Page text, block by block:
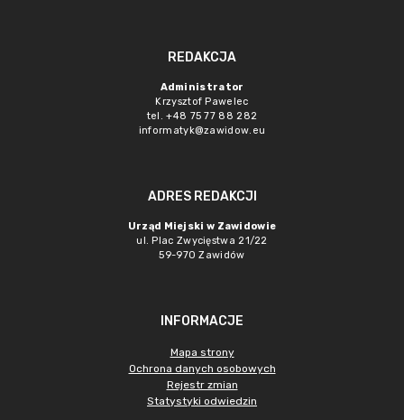
REDAKCJA
Administrator
Krzysztof Pawelec
tel. +48 75 77 88 282
informatyk@zawidow.eu
ADRES REDAKCJI
Urząd Miejski w Zawidowie
ul. Plac Zwycięstwa 21/22
59-970 Zawidów
INFORMACJE
Mapa strony
Ochrona danych osobowych
Rejestr zmian
Statystyki odwiedzin